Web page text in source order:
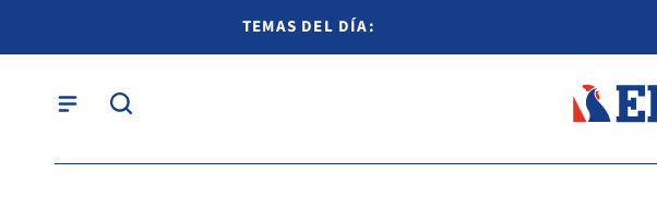
TEMAS DEL DÍA: